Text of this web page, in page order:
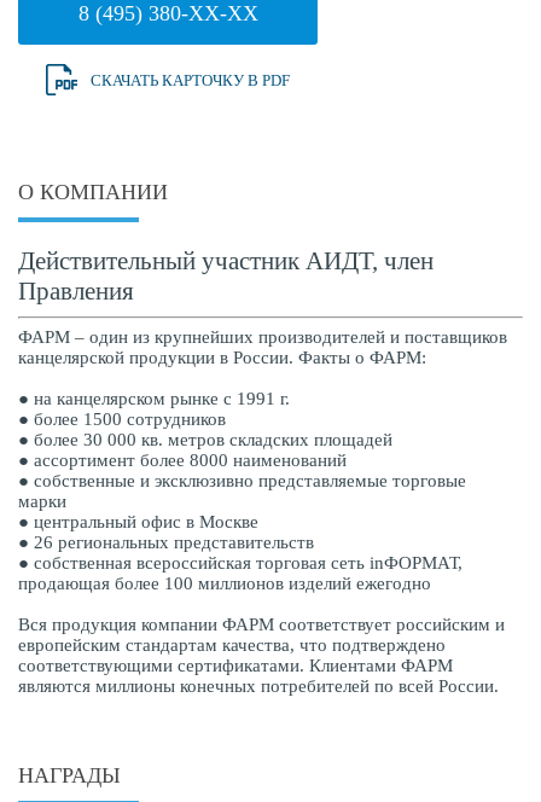
8 (495) 380-XX-XX
СКАЧАТЬ КАРТОЧКУ В PDF
О КОМПАНИИ
Действительный участник АИДТ, член
Правления
ФАРМ – один из крупнейших производителей и поставщиков
канцелярской продукции в России. Факты о ФАРМ:
● на канцелярском рынке с 1991 г.
● более 1500 сотрудников
● более 30 000 кв. метров складских площадей
● ассортимент более 8000 наименований
● собственные и эксклюзивно представляемые торговые
марки
● центральный офис в Москве
● 26 региональных представительств
● собственная всероссийская торговая сеть inФОРМАТ,
продающая более 100 миллионов изделий ежегодно
Вся продукция компании ФАРМ соответствует российским и
европейским стандартам качества, что подтверждено
соответствующими сертификатами. Клиентами ФАРМ
являются миллионы конечных потребителей по всей России.
НАГРАДЫ